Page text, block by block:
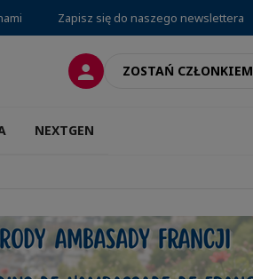
Zapisz się do naszego newslettera
LOGOWANIEZOSTAŃ CZŁONKIEM
NEXTGEN